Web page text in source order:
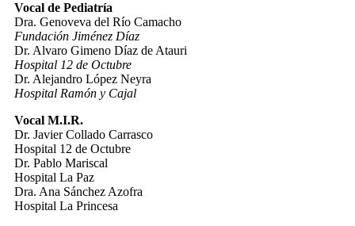
Vocal de Pediatría
Dra. Genoveva del Río Camacho
Fundación Jiménez Díaz
Dr. Alvaro Gimeno Díaz de Atauri
Hospital 12 de Octubre
Dr. Alejandro López Neyra
Hospital Ramón y Cajal
Vocal M.I.R.
Dr. Javier Collado Carrasco
Hospital 12 de Octubre
Dr. Pablo Mariscal
Hospital La Paz
Dra. Ana Sánchez Azofra
Hospital La Princesa